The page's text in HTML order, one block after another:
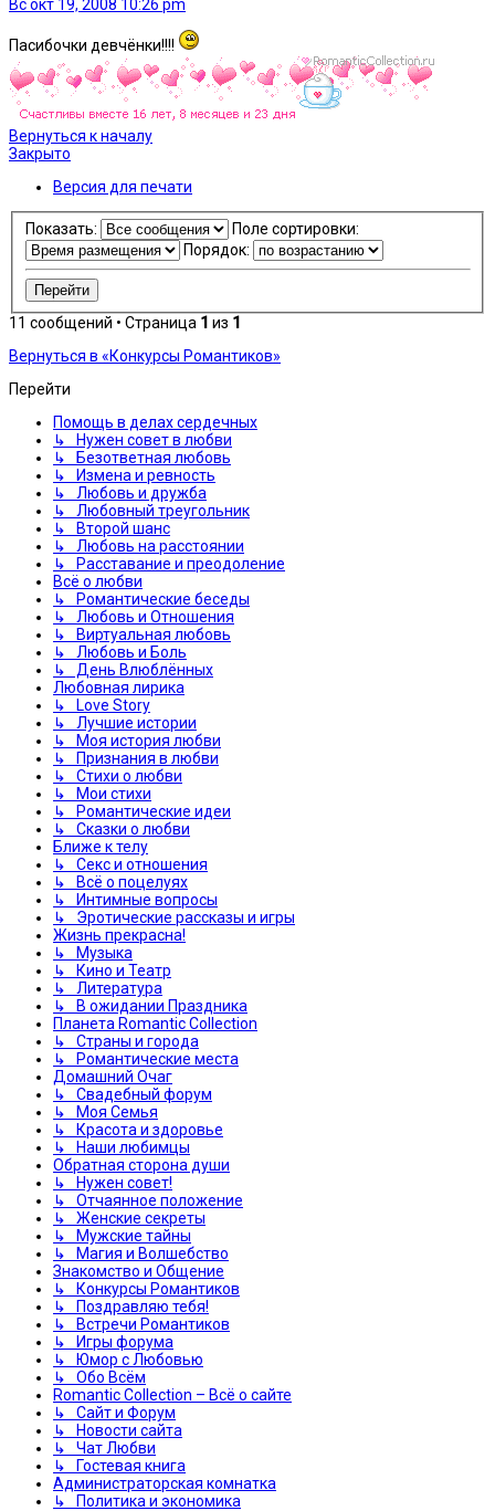
Вс окт 19, 2008 10:26 pm
Пасибочки девчёнки!!!!
Вернуться к началу
Закрыто
Версия для печати
Показать:
Поле сортировки:
Порядок:
11 сообщений • Страница 1 из 1
Вернуться в «Конкурсы Романтиков»
Перейти
Помощь в делах сердечных
↳ Нужен совет в любви
↳ Безответная любовь
↳ Измена и ревность
↳ Любовь и дружба
↳ Любовный треугольник
↳ Второй шанс
↳ Любовь на расстоянии
↳ Расставание и преодоление
Всё о любви
↳ Романтические беседы
↳ Любовь и Отношения
↳ Виртуальная любовь
↳ Любовь и Боль
↳ День Влюблённых
Любовная лирика
↳ Love Story
↳ Лучшие истории
↳ Моя история любви
↳ Признания в любви
↳ Стихи о любви
↳ Мои стихи
↳ Романтические идеи
↳ Сказки о любви
Ближе к телу
↳ Секс и отношения
↳ Всё о поцелуях
↳ Интимные вопросы
↳ Эротические рассказы и игры
Жизнь прекрасна!
↳ Музыка
↳ Кино и Театр
↳ Литература
↳ В ожидании Праздника
Планета Romantic Collection
↳ Страны и города
↳ Романтические места
Домашний Очаг
↳ Свадебный форум
↳ Моя Семья
↳ Красота и здоровье
↳ Наши любимцы
Обратная сторона души
↳ Нужен совет!
↳ Отчаянное положение
↳ Женские секреты
↳ Мужские тайны
↳ Магия и Волшебство
Знакомство и Общение
↳ Конкурсы Романтиков
↳ Поздравляю тебя!
↳ Встречи Романтиков
↳ Игры форума
↳ Юмор с Любовью
↳ Обо Всём
Romantic Collection – Всё о сайте
↳ Сайт и Форум
↳ Новости сайта
↳ Чат Любви
↳ Гостевая книга
Администраторская комнатка
↳ Политика и экономика